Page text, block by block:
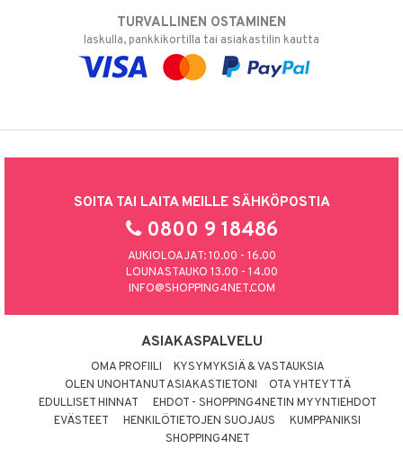
TURVALLINEN OSTAMINEN
laskulla, pankkikortilla tai asiakastilin kautta
SOITA TAI LAITA MEILLE SÄHKÖPOSTIA
0800 9 18486
AUKIOLOAJAT: 10.00 - 16.00
LOUNASTAUKO 13.00 - 14.00
INFO@SHOPPING4NET.COM
ASIAKASPALVELU
OMA PROFIILI
KYSYMYKSIÄ & VASTAUKSIA
OLEN UNOHTANUT ASIAKASTIETONI
OTA YHTEYTTÄ
EDULLISET HINNAT
EHDOT - SHOPPING4NETIN MYYNTIEHDOT
EVÄSTEET
HENKILÖTIETOJEN SUOJAUS
KUMPPANIKSI
SHOPPING4NET